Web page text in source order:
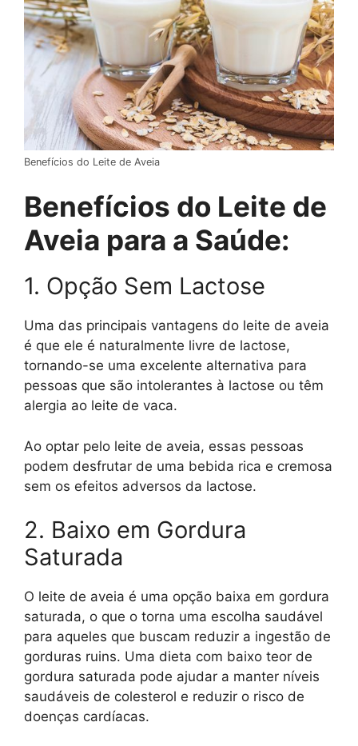
Benefícios do Leite de Aveia
Benefícios do Leite de
Aveia para a Saúde:
1. Opção Sem Lactose
Uma das principais vantagens do leite de aveia
é que ele é naturalmente livre de lactose,
tornando-se uma excelente alternativa para
pessoas que são intolerantes à lactose ou têm
alergia ao leite de vaca.
Ao optar pelo leite de aveia, essas pessoas
podem desfrutar de uma bebida rica e cremosa
sem os efeitos adversos da lactose.
2. Baixo em Gordura
Saturada
O leite de aveia é uma opção baixa em gordura
saturada, o que o torna uma escolha saudável
para aqueles que buscam reduzir a ingestão de
gorduras ruins. Uma dieta com baixo teor de
gordura saturada pode ajudar a manter níveis
saudáveis de colesterol e reduzir o risco de
doenças cardíacas.